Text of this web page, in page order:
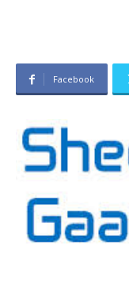
Facebook